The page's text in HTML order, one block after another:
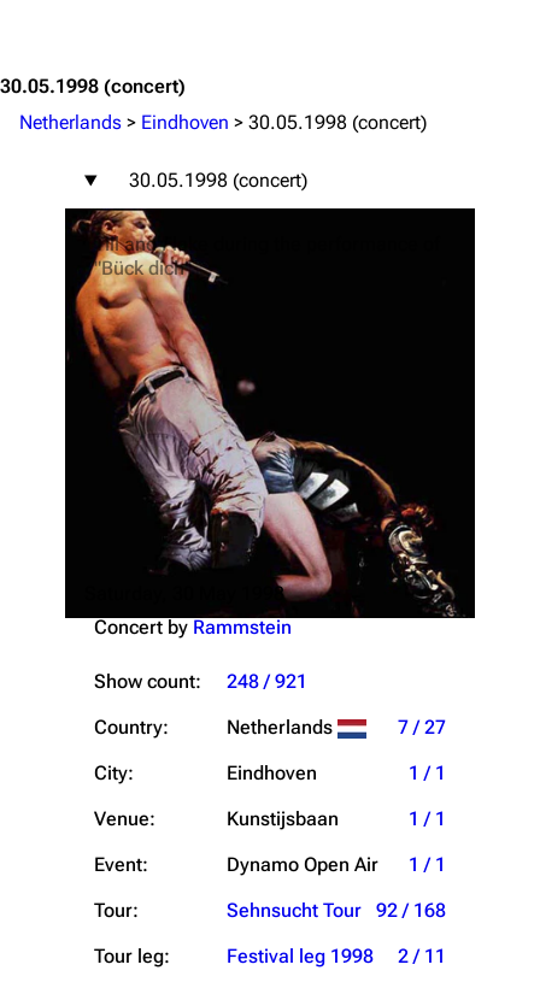
30.05.1998 (concert)
Netherlands > Eindhoven > 30.05.1998 (concert)
30.05.1998 (concert)
Till and Flake during the performance of
"Bück dich"
Saturday, 30 May 1998
Concert by Rammstein
Show count:
248 / 921
Country:
Netherlands
7 / 27
City:
Eindhoven
1 / 1
Venue:
Kunstijsbaan
1 / 1
Event:
Dynamo Open Air
1 / 1
Tour:
Sehnsucht Tour
92 / 168
Tour leg:
Festival leg 1998
2 / 11